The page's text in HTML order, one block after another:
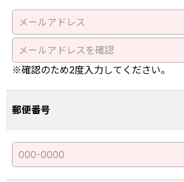
※確認のため2度入力してください。
郵便番号